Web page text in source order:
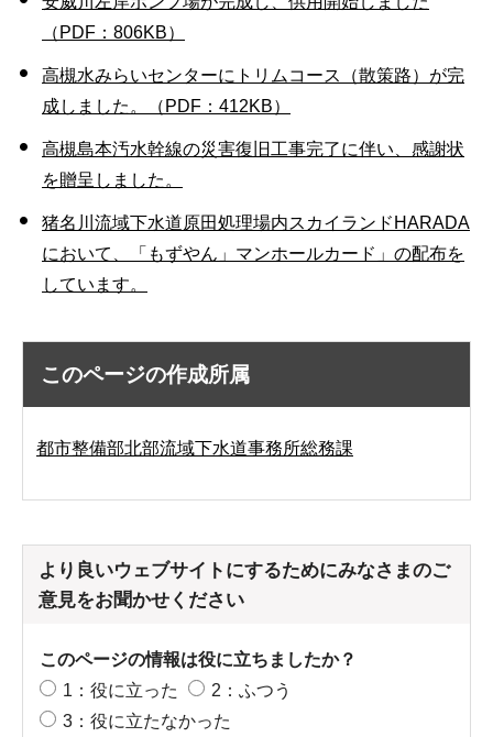
（PDF：806KB）
高槻水みらいセンターにトリムコース（散策路）が完
成しました。（PDF：412KB）
高槻島本汚水幹線の災害復旧工事完了に伴い、感謝状
を贈呈しました。
猪名川流域下水道原田処理場内スカイランドHARADA
において、「もずやん」マンホールカード」の配布を
しています。
このページの作成所属
都市整備部北部流域下水道事務所総務課
より良いウェブサイトにするためにみなさまのご
意見をお聞かせください
このページの情報は役に立ちましたか？
1：役に立った
2：ふつう
3：役に立たなかった